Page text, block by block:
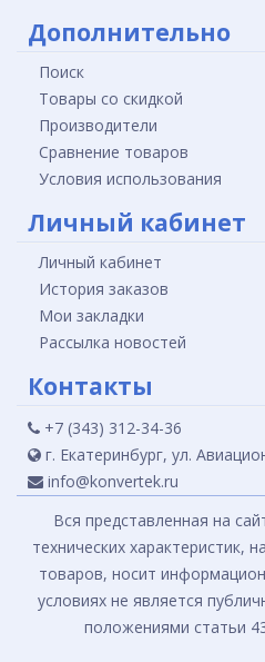
Дополнительно
Поиск
Товары со скидкой
Производители
Сравнение товаров
Условия использования
Личный кабинет
Личный кабинет
История заказов
Мои закладки
Рассылка новостей
Контакты
+7 (343) 312-34-36
г. Екатеринбург, ул.
info@konvertek.ru
Вся представленная на
технических характеристик,
товаров, носит
условиях не является
положениями статьи